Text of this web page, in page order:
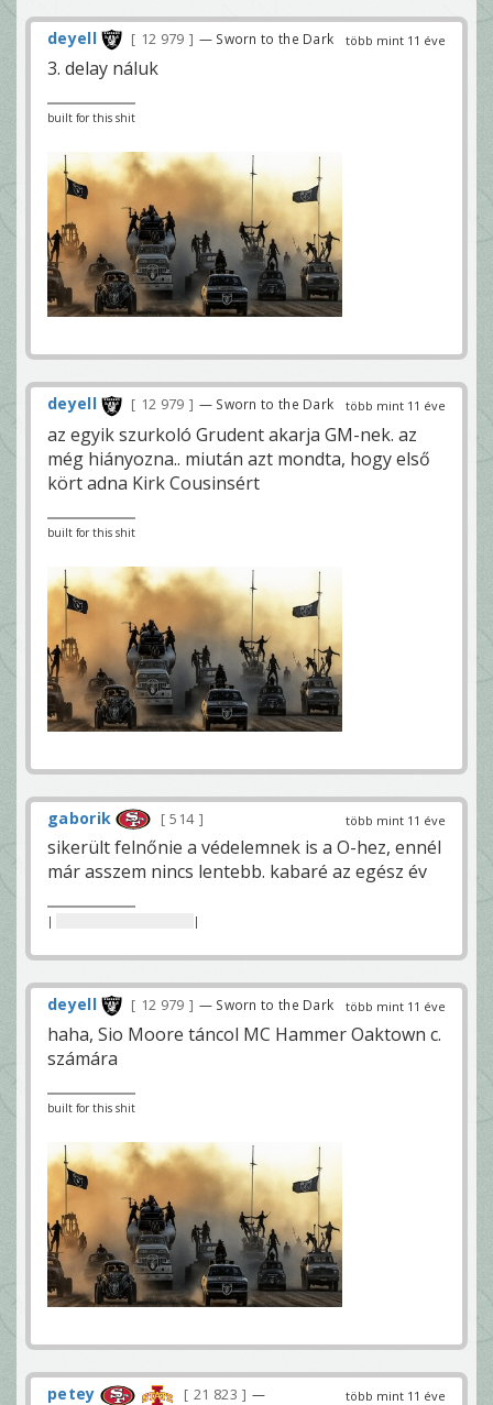
több mint 11 éve
deyell 12 979 — Sworn to the Dark
3. delay náluk
built for this shit
több mint 11 éve
deyell 12 979 — Sworn to the Dark
az egyik szurkoló Grudent akarja GM-nek. az
még hiányozna.. miután azt mondta, hogy első
kört adna Kirk Cousinsért
built for this shit
több mint 11 éve
gaborik 514
sikerült felnőnie a védelemnek is a O-hez, ennél
már asszem nincs lentebb. kabaré az egész év
| |
több mint 11 éve
deyell 12 979 — Sworn to the Dark
haha, Sio Moore táncol MC Hammer Oaktown c.
számára
built for this shit
több mint 11 éve
petey 21 823 —